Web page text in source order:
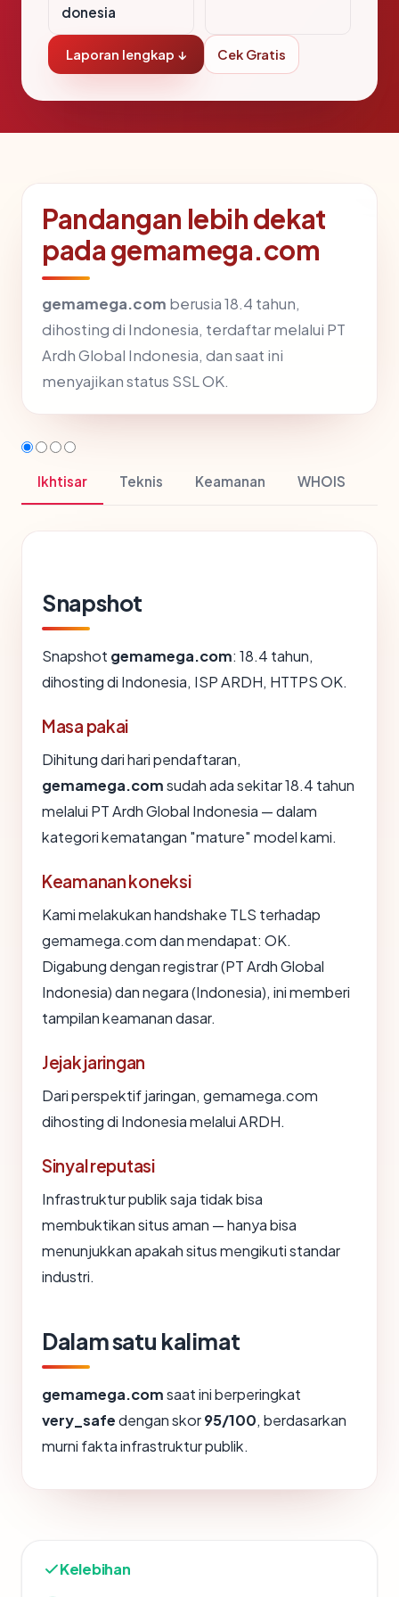
donesia
Laporan lengkap ↓ Cek Gratis
Pandangan lebih dekat
pada gemamega.com
gemamega.com berusia 18.4 tahun,
dihosting di Indonesia, terdaftar melalui PT
Ardh Global Indonesia, dan saat ini
menyajikan status SSL OK.
Ikhtisar Teknis Keamanan WHOIS
Snapshot
Snapshot gemamega.com: 18.4 tahun,
dihosting di Indonesia, ISP ARDH, HTTPS OK.
Masa pakai
Dihitung dari hari pendaftaran,
gemamega.comsudah ada sekitar 18.4 tahun
melalui PT Ardh Global Indonesia — dalam
kategori kematangan "mature" model kami.
Keamanan koneksi
Kami melakukan handshake TLS terhadap
gemamega.com dan mendapat: OK.
Digabung dengan registrar (PT Ardh Global
Indonesia) dan negara (Indonesia), ini memberi
tampilan keamanan dasar.
Jejak jaringan
Dari perspektif jaringan, gemamega.com
dihosting di Indonesia melalui ARDH.
Sinyal reputasi
Infrastruktur publik saja tidak bisa
membuktikan situs aman — hanya bisa
menunjukkan apakah situs mengikuti standar
industri.
Dalam satu kalimat
gemamega.comsaat ini berperingkat
very_safedengan skor95/100, berdasarkan
murni fakta infrastruktur publik.
Kelebihan